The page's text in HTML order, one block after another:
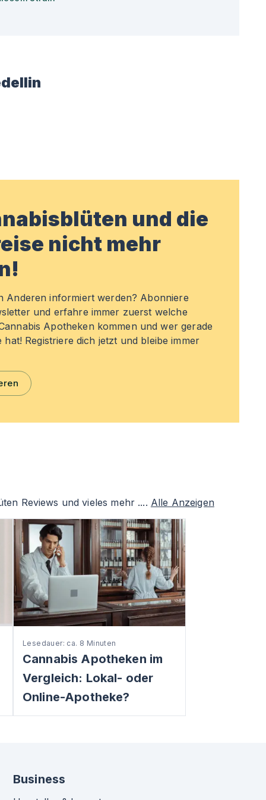
und die
nicht mehr
Anderen informiert werden? Abonniere
und erfahre immer zuerst welche
Apotheken kommen und wer gerade
hat! Registriere dich jetzt und bleibe immer
Reviews und vieles mehr .... Alle Anzeigen
Lesedauer: ca. 8 Minuten
Cannabis Apotheken im
Vergleich: Lokal- oder
Online-Apotheke?
Business